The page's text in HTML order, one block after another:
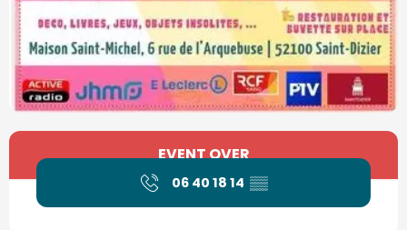
Öffnungszeiten & Kontaktdaten
EVENT OVER
06 40 18 14 ▒▒